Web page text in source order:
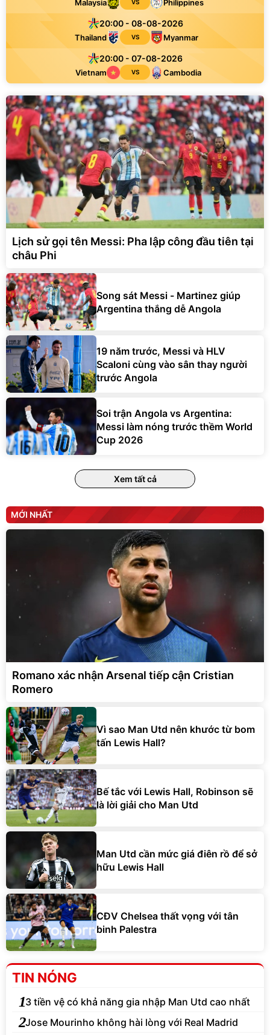
Malaysia VS Philippines
20:00 - 08-08-2026
Thailand VS Myanmar
20:00 - 07-08-2026
Vietnam VS Cambodia
Lịch sử gọi tên Messi: Pha lập công đầu tiên tại
châu Phi
Song sát Messi - Martinez giúp
Argentina thắng dễ Angola
19 năm trước, Messi và HLV
Scaloni cùng vào sân thay người
trước Angola
Soi trận Angola vs Argentina:
Messi làm nóng trước thềm World
Cup 2026
Xem tất cả
MỚI NHẤT
Romano xác nhận Arsenal tiếp cận Cristian
Romero
Vì sao Man Utd nên khước từ bom
tấn Lewis Hall?
Bế tắc với Lewis Hall, Robinson sẽ
là lời giải cho Man Utd
Man Utd cần mức giá điên rồ để sở
hữu Lewis Hall
CĐV Chelsea thất vọng với tân
binh Palestra
TIN NÓNG
13 tiền vệ có khả năng gia nhập Man Utd cao nhất
2Jose Mourinho không hài lòng với Real Madrid